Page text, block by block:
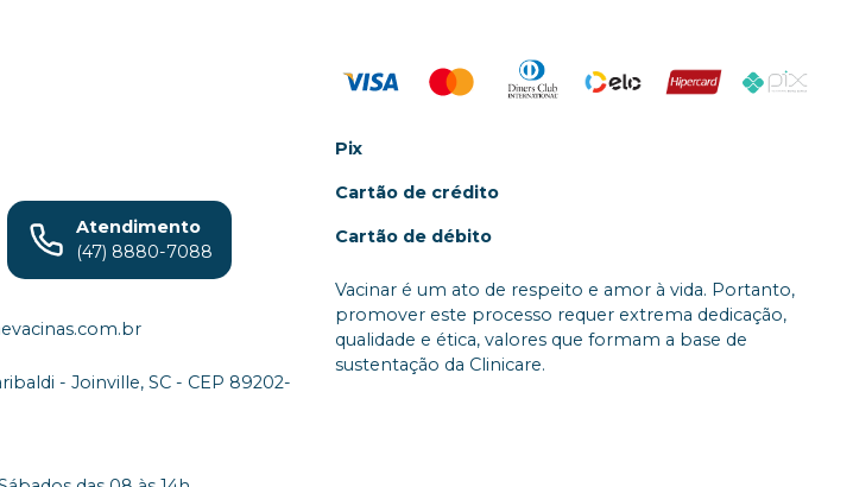
Atendimento
(47) 8880-7088
- Joinville, SC - CEP 89202-
Pix
Cartão de crédito
Cartão de débito
Vacinar é um ato de respeito e amor à vida. Portanto,
promover este processo requer extrema dedicação,
qualidade e ética, valores que formam a base de
sustentação da Clinicare.